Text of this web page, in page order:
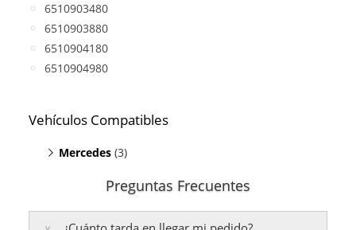
6510903480
6510903880
6510904180
6510904980
Vehículos Compatibles
Mercedes (3)
E220 W212(motor OM 651 DE 22 LA)
GLK 220 CDI X204(motor OM 651 DE 22 LA)
Preguntas Frecuentes